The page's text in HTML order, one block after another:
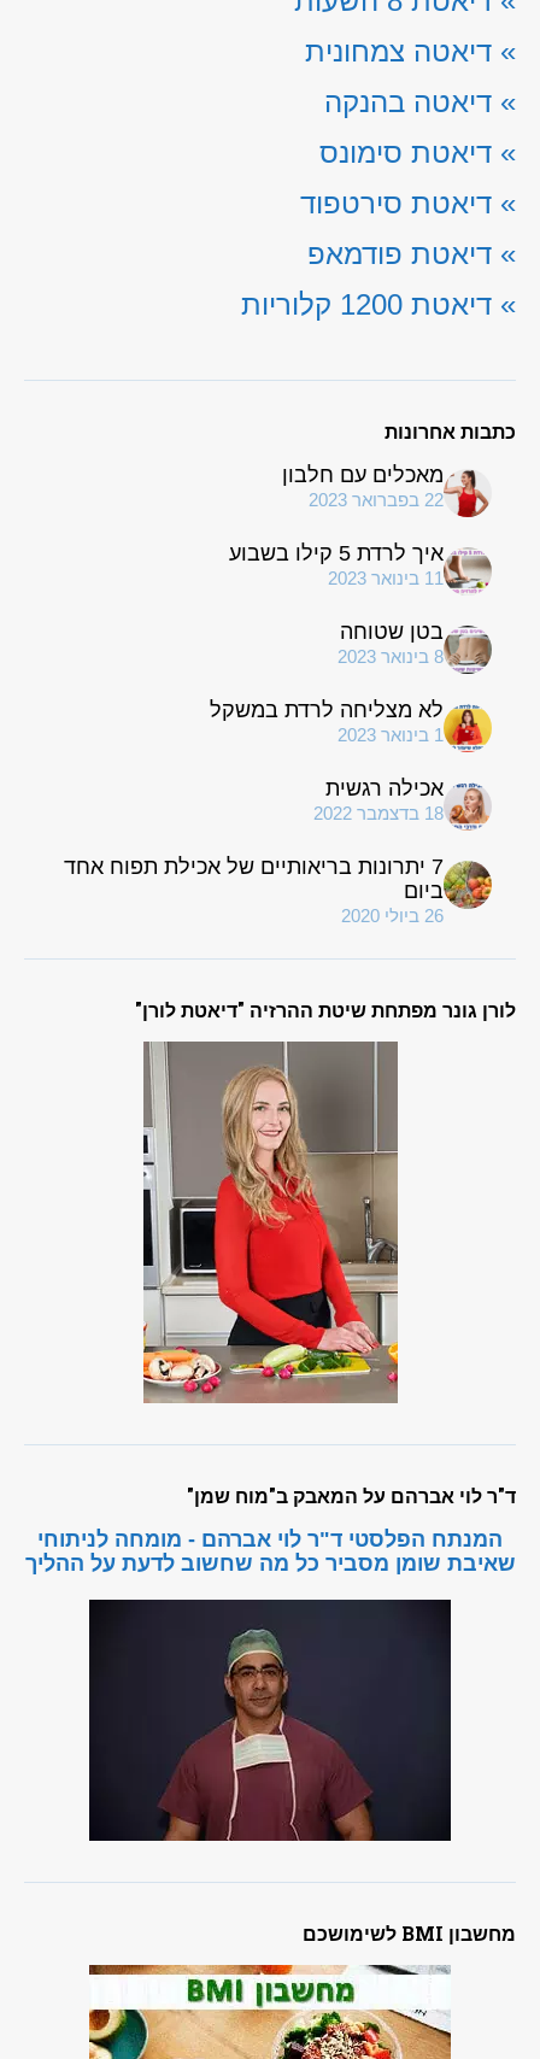
» דיאטה צמחונית
» דיאטה בהנקה
» דיאטת סימונס
» דיאטת סירטפוד
» דיאטת פודמאפ
» דיאטת 1200 קלוריות
כתבות אחרונות
מאכלים עם חלבון
22 בפברואר 2023
איך לרדת 5 קילו בשבוע
11 בינואר 2023
בטן שטוחה
8 בינואר 2023
לא מצליחה לרדת במשקל
1 בינואר 2023
אכילה רגשית
18 בדצמבר 2022
7 יתרונות בריאותיים של אכילת תפוח אחד
ביום
26 ביולי 2020
לורן גונר מפתחת שיטת ההרזיה "דיאטת לורן"
ד"ר לוי אברהם על המאבק ב"מוח שמן"
המנתח הפלסטי ד"ר לוי אברהם - מומחה לניתוחי
שאיבת שומן מסביר כל מה שחשוב לדעת על ההליך
מחשבון BMI לשימושכם